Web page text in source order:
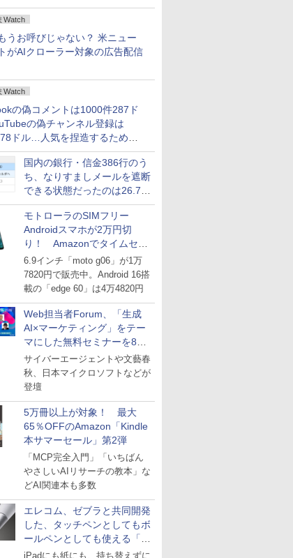
ストがロードバイクにちょう
どいい【ぼっち・ざ・ろー
ど！その14】
Watch
うお呼びじゃない？ 米ニュー
がAIクローラー対象の広告配信
Watch
の偽コメントは1000件287ド
の偽チャンネル登録は
ドル…人気を捏造するための
トが公開中
国内の銀行・信金386行のう
ち、なりすましメールを遮断
できる状態だったのは26.7％
にとどまる～GMOブランド
セキュリティ調査
モトローラのSIMフリー
Androidスマホが2万円切
り！ Amazonでタイムセー
ル
6.9インチ「moto g06」が1万
7820円で販売中。Android 16搭
載の「edge 60」は4万4820円
Web担当者Forum、「生成
AI×マーケティング」をテー
マにした無料セミナーを8月
27日にオンライン開催
サイバーエージェントや文藝春
秋、日本マイクロソフトなどが
登壇
5万冊以上が対象！ 最大
65％OFFのAmazon「Kindle
本サマーセール」第2弾
「MCP完全入門」「いちばん
やさしいAIリサーチの教本」な
どAI関連本も多数
エレコム、ゼブラと共同開発
した、タッチペンとしてもボ
ールペンとしても使える「ス
タイラスツーウェイ」発売
iPadにも紙にも、持ち替えずに